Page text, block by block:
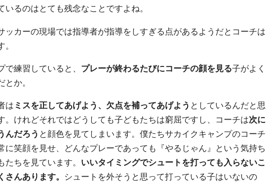
いるのはとても残念なことですよね。
ッカーの現場では指導者が指導をしすぎる点があるようだとコーチは
で練習していると、 プレーが終わるたびにコーチの顔を見る子がよく
とか。
は ミスを正してあげよう、欠点を補ってあげよう としているんだと思
。けれどそれではどうしても子どもたちは窮屈ですし、コーチは次に
んだろう と顔色を見てしまいます。僕たちサカイクキャンプのコーチ
に笑顔を見せ、どんなプレーであっても『やるじゃん』という気持ち
たちを見ています。 いいタイミングでシュートを打っても入らないこ
さんあります。
シュートを外そうと思って打っている子はいないの